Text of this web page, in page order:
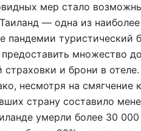
мер стало
— одна из
пандемии туристический
предоставить множество
и брони в
несмотря на смягчение
страну составило
умерли более 30